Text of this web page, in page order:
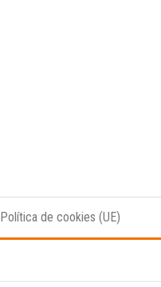
Política de cookies (UE)